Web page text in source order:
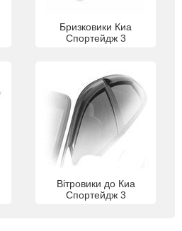
Бризковики Киа
Спортейдж 3
Вітровики до Киа
Спортейдж 3